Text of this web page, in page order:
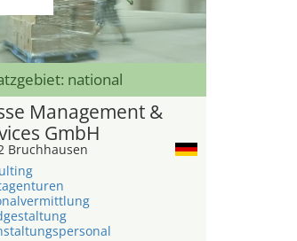
national
Management &
GmbH
Bruchhausen